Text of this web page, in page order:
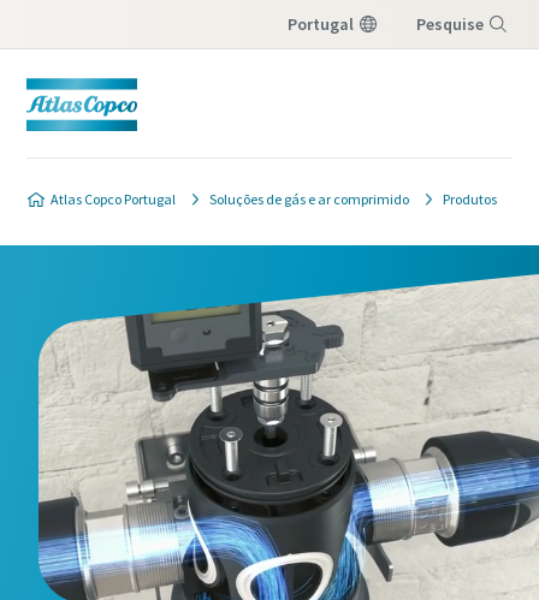
Portugal Pesquise
Atlas Copco Portugal Soluções de gás e ar comprimido Produtos